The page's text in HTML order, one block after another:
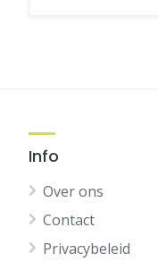
Info
Over ons
Contact
Privacybeleid